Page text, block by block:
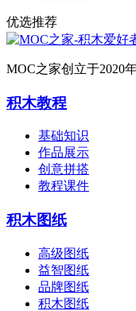
优选推荐
MOC之家创立于2020
积木教程
基础知识
作品展示
创意拼搭
教程课件
积木图纸
高级图纸
益智图纸
品牌图纸
积木图纸